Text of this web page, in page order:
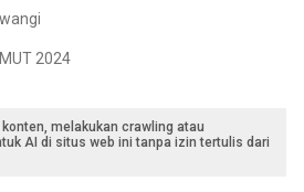
2024
melakukan crawling atau
AI di situs web ini tanpa izin tertulis dari